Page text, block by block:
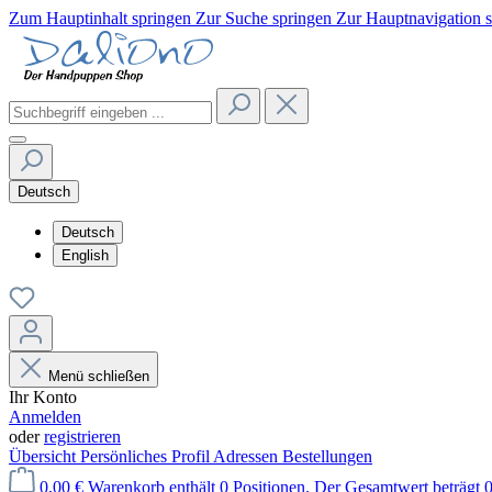
Zum Hauptinhalt springen Zur Suche springen Zur Hauptnavigation
Deutsch
Deutsch
English
Menü schließen
Ihr Konto
Anmelden
oderregistrieren
Übersicht Persönliches Profil Adressen Bestellungen
0,00 € Warenkorb enthält 0 Positionen. Der Gesamtwert beträgt